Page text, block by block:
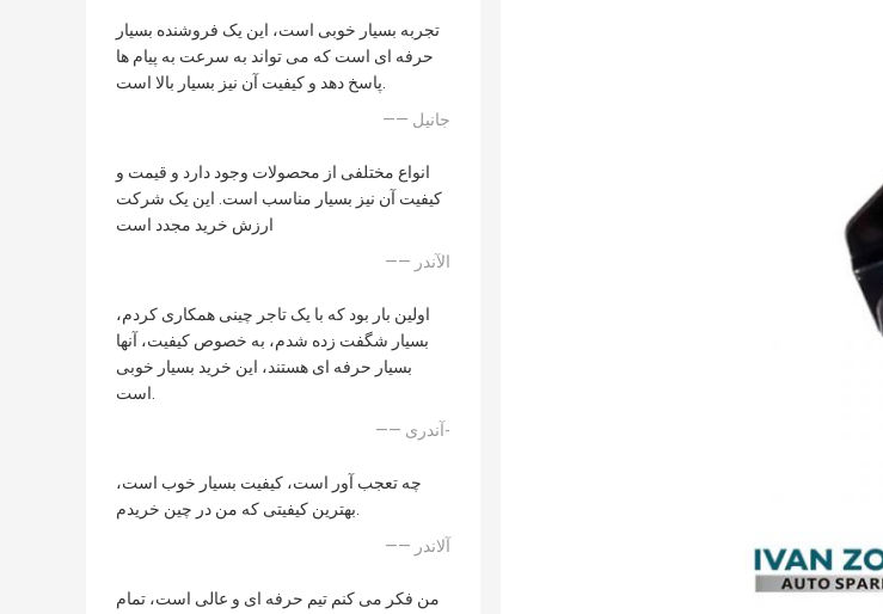
تجربه بسیار خوبی است، این یک فروشنده بسیار
حرفه ای است که می تواند به سرعت به پیام ها
پاسخ دهد و کیفیت آن نیز بسیار بالا است.
—— جانیل
انواع مختلفی از محصولات وجود دارد و قیمت و
کیفیت آن نیز بسیار مناسب است. این یک شرکت
ارزش خرید مجدد است
—— الآندر
اولین بار بود که با یک تاجر چینی همکاری کردم،
بسیار شگفت زده شدم، به خصوص کیفیت، آنها
بسیار حرفه ای هستند، این خرید بسیار خوبی
است.
—— آندری-
چه تعجب آور است، کیفیت بسیار خوب است،
بهترین کیفیتی که من در چین خریدم.
—— آلاندر
من فکر می کنم تیم حرفه ای و عالی است، تمام